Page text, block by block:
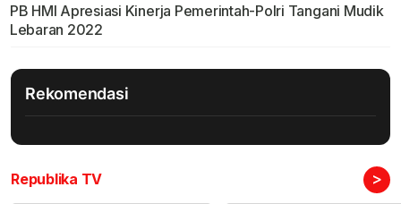
PB HMI Apresiasi Kinerja Pemerintah-Polri Tangani Mudik
Lebaran 2022
Rekomendasi
Republika TV >